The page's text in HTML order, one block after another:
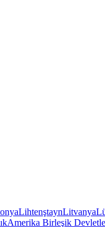
LihtenştaynLitvanya
Amerika Birleşik